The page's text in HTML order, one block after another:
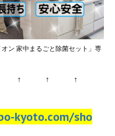
ン 家中まるごと除菌セット」専
↑ ↑
kyoto.com/sho